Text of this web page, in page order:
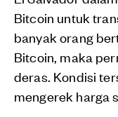
Bitcoin untuk
banyak orang
Bitcoin, maka
deras. Kondisi
mengerek harga